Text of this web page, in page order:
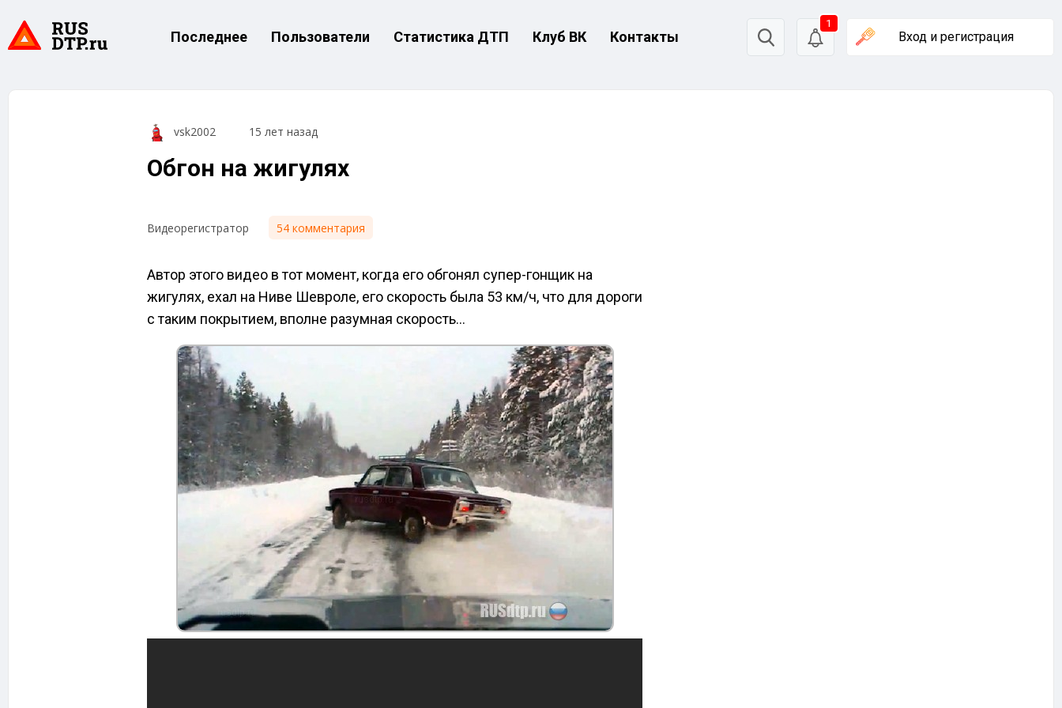
Последнее Пользователи Статистика ДТП Клуб ВК Контакты
1
Вход и регистрация
vsk2002 15 лет назад
Обгон на жигулях
Видеорегистратор 54 комментария
Автор этого видео в тот момент, когда его обгонял супер-гонщик на
жигулях, ехал на Ниве Шевроле, его скорость была 53 км/ч, что для дороги
с таким покрытием, вполне разумная скорость…